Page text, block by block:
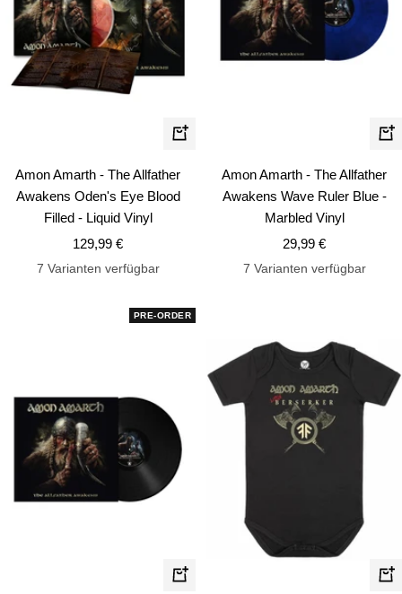
In
Warenkorb
Amon Amarth - The Allfather
Awakens Oden's Eye Blood
Filled - Liquid Vinyl
Angebotspreis
129,99 €
7 Varianten verfügbar
In
Amon Amarth - The Allfather
Awakens Wave Ruler Blue -
Marbled Vinyl
Angebotspreis
29,99 €
7 Varianten verfügbar
PRE-ORDER
In